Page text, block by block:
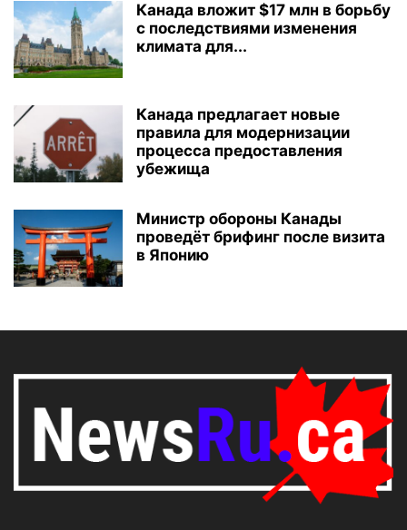
Канада вложит $17 млн в борьбу
с последствиями изменения
климата для...
Канада предлагает новые
правила для модернизации
процесса предоставления
убежища
Министр обороны Канады
проведёт брифинг после визита
в Японию